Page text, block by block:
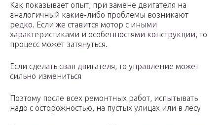
Как показывает опыт, при замене двигателя на
аналогичный какие-либо проблемы возникают
редко. Если же ставится мотор с иными
характеристиками и особенностями конструкции, то
процесс может затянуться.
Если сделать свап двигателя, то управление может
сильно измениться
Поэтому после всех ремонтных работ, испытывать
надо с осторожностью, на пустых улицах или в лесу